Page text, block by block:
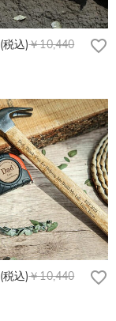
(税込)￥10,440
(税込)￥10,440